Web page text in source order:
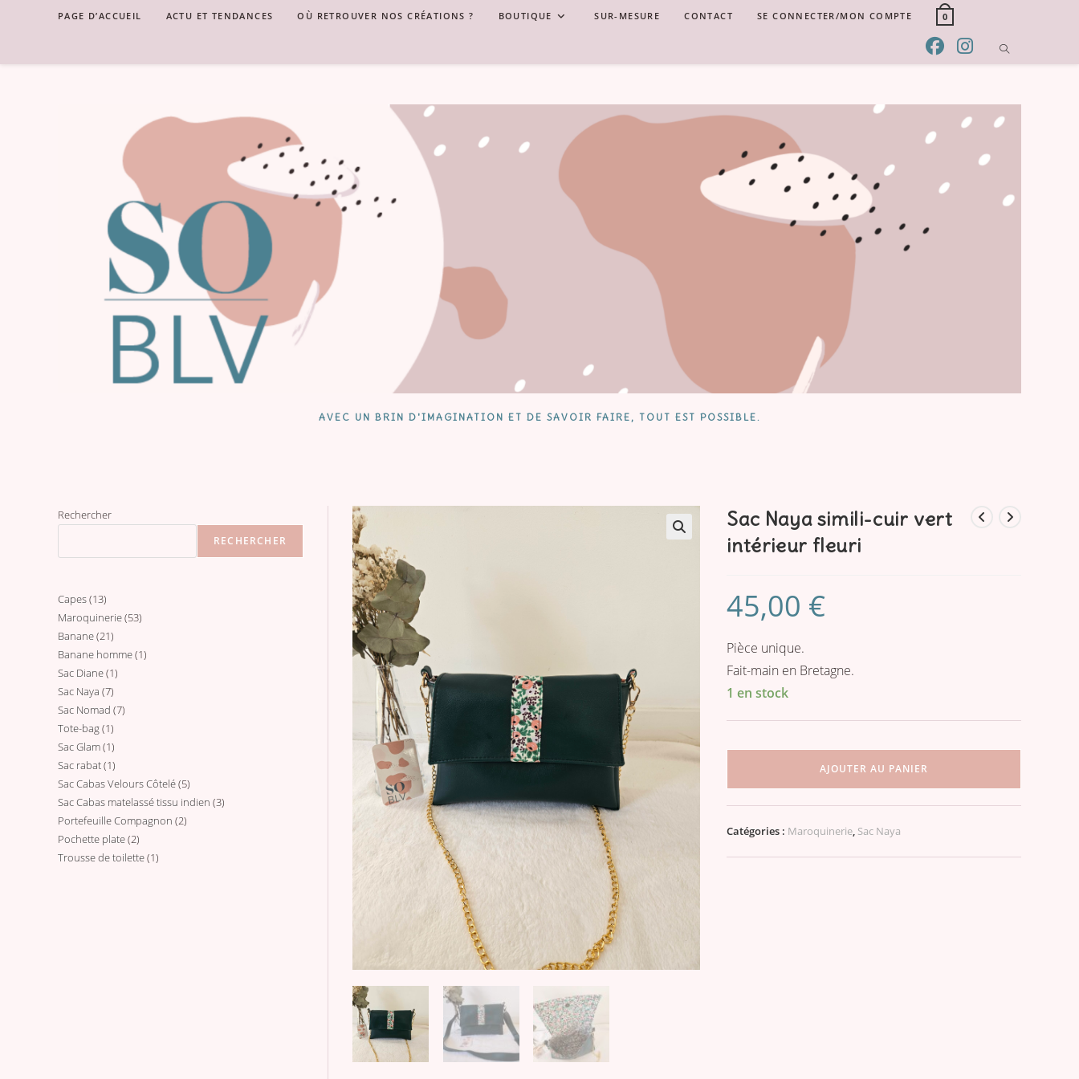
PAGE D’ACCUEIL ACTU ET TENDANCES OÙ RETROUVER NOS CRÉATIONS ? BOUTIQUE SUR-MESURE CONTACT SE CONNECTER/MON COMPTE 0
AVEC UN BRIN D'IMAGINATION ET DE SAVOIR FAIRE, TOUT EST POSSIBLE.
Sac Naya simili-cuir vert
intérieur fleuri
45,00 €
Pièce unique.
Fait-main en Bretagne.
1 en stock
quantité
Sac
Naya
simili-
AJOUTER AU PANIER
Catégories : Maroquinerie, Sac Naya
Rechercher
RECHERCHER
Capes 1313
produits
Maroquinerie 5353
Banane 2121
produits
Banane homme 11
Sac Diane 11
Sac Naya 77
produits
Sac Nomad 77
Tote-bag 11
produit
Sac Glam 11
produit
Sac rabat 11
produit
Sac Cabas Velours Côtelé 55
produits
Sac Cabas matelassé tissu indien 33
Portefeuille Compagnon 22
Pochette plate 22
produits
Trousse de toilette 11